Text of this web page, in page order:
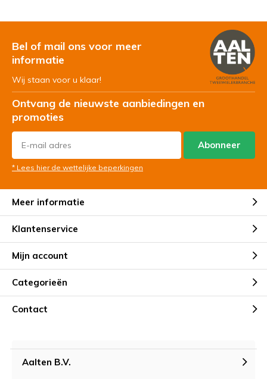
Bel of mail ons voor meer
informatie
Wij staan voor u klaar!
Ontvang de nieuwste aanbiedingen en
promoties
Abonneer
* Lees hier de wettelijke beperkingen
Meer informatie
Klantenservice
Mijn account
Categorieën
Contact
Aalten B.V.